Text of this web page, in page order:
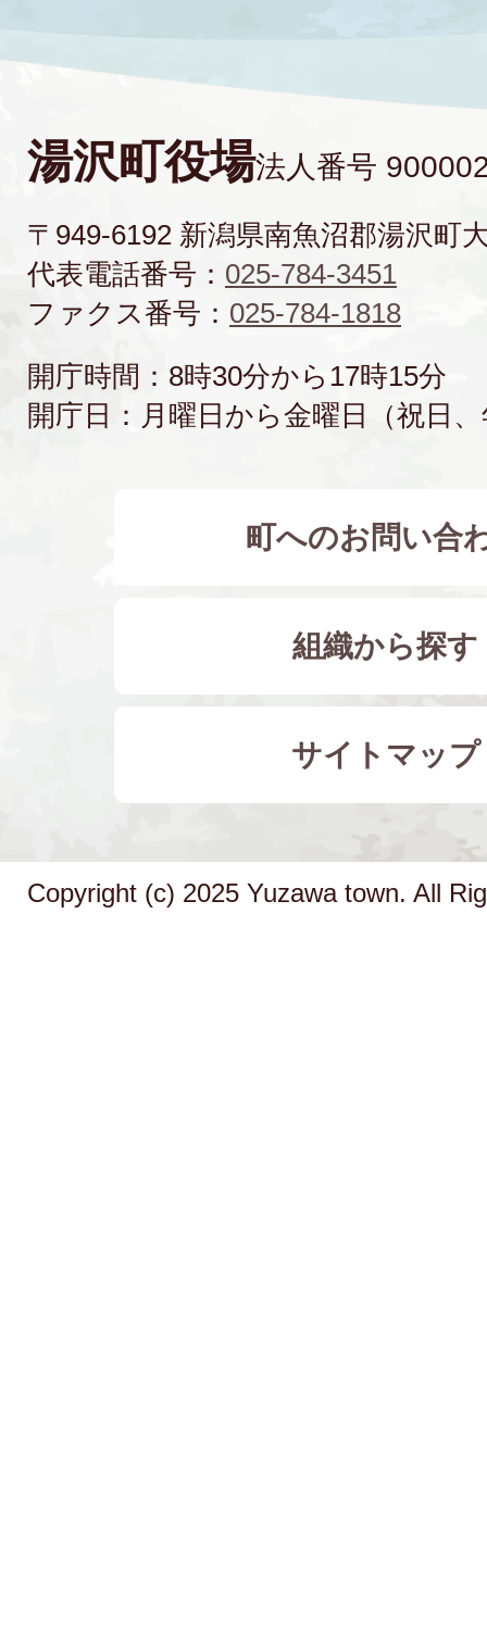
湯沢町役場法人番号
〒949-6192 新潟県南魚沼郡湯沢町
代表電話番号： 025-784-3451
ファクス番号： 025-784-1818
開庁時間：8時30分から17時15分
開庁日：月曜日から金曜日（祝日
町へのお問い合
組織から探す
サイトマップ
Copyright (c) 2025 Yuzawa town. All